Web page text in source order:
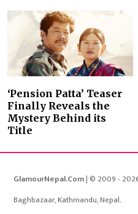
‘Pension Patta’ Teaser
Finally Reveals the
Mystery Behind its
Title
GlamourNepal.Com| © 2009 -
Baghbazaar, Kathmandu, Nepal.